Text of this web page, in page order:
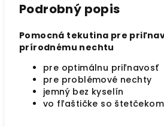
Podrobný popis
Pomocná tekutina pre
prírodnému nechtu
pre optimálnu priľnavosť
pre problémové nechty
jemný bez kyselín
vo fľaštičke so štetčekom